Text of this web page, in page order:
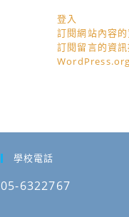
登入
訂閱網站內容
訂閱留言的資
學校電話
05-6322767